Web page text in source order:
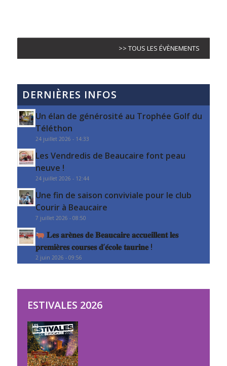
>> TOUS LES ÉVÈNEMENTS
DERNIÈRES INFOS
Un élan de générosité au Trophée Golf du
Téléthon
24 juillet 2026 - 14:33
Les Vendredis de Beaucaire font peau
neuve !
24 juillet 2026 - 12:44
Une fin de saison conviviale pour le club
Courir à Beaucaire
7 juillet 2026 - 08:50
𝐋𝐞𝐬 𝐚𝐫𝐞̀𝐧𝐞𝐬 𝐝𝐞 𝐁𝐞𝐚𝐮𝐜𝐚𝐢𝐫𝐞 𝐚𝐜𝐜𝐮𝐞𝐢𝐥𝐥𝐞𝐧𝐭 𝐥𝐞𝐬
𝐩𝐫𝐞𝐦𝐢𝐞̀𝐫𝐞𝐬 𝐜𝐨𝐮𝐫𝐬𝐞𝐬 𝐝’𝐞́𝐜𝐨𝐥𝐞 𝐭𝐚𝐮𝐫𝐢𝐧𝐞 !
2 juin 2026 - 09:56
ESTIVALES 2026